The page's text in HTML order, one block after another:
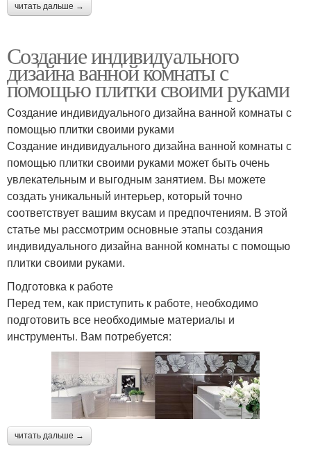
читать дальше →
Создание индивидуального
дизайна ванной комнаты с
помощью плитки своими руками
Создание индивидуального дизайна ванной комнаты с
помощью плитки своими руками
Создание индивидуального дизайна ванной комнаты с
помощью плитки своими руками может быть очень
увлекательным и выгодным занятием. Вы можете
создать уникальный интерьер, который точно
соответствует вашим вкусам и предпочтениям. В этой
статье мы рассмотрим основные этапы создания
индивидуального дизайна ванной комнаты с помощью
плитки своими руками.
Подготовка к работе
Перед тем, как приступить к работе, необходимо
подготовить все необходимые материалы и
инструменты. Вам потребуется:
читать дальше →